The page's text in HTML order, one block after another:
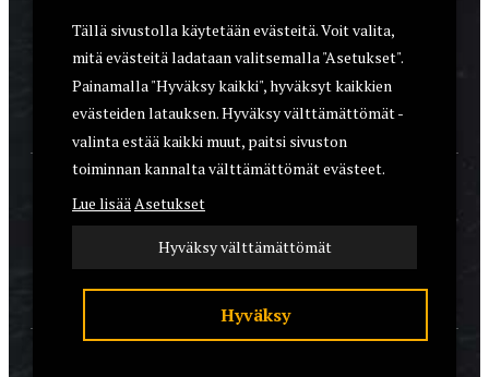
ASEET & OPTIIKKA
VARUSTEET
KOIRAT
YHTEYSTIEDOT
REKISTERISELOSTE
EVÄSTEET
Tällä sivustolla käytetään evästeitä. Voit valita,
mitä evästeitä ladataan valitsemalla "Asetukset".
Painamalla "Hyväksy kaikki", hyväksyt kaikkien
evästeiden latauksen. Hyväksy välttämättömät -
valinta estää kaikki muut, paitsi sivuston
toiminnan kannalta välttämättömät evästeet.
Lue lisääAsetukset
Hyväksy välttämättömät
Hyväksy